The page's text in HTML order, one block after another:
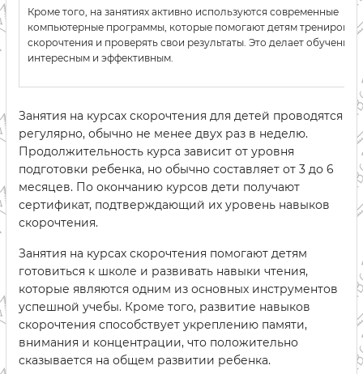
Кроме того, на занятиях активно используются современные
компьютерные программы, которые помогают детям
скорочтения и проверять свои результаты. Это делает обучение
интересным и эффективным.
Занятия на курсах скорочтения для детей проводятся
регулярно, обычно не менее двух раз в неделю.
Продолжительность курса зависит от уровня
подготовки ребенка, но обычно составляет от 3 до 6
месяцев. По окончанию курсов дети получают
сертификат, подтверждающий их уровень навыков
скорочтения.
Занятия на курсах скорочтения помогают детям
готовиться к школе и развивать навыки чтения,
которые являются одним из основных инструментов
успешной учебы. Кроме того, развитие навыков
скорочтения способствует укреплению памяти,
внимания и концентрации, что положительно
сказывается на общем развитии ребенка.